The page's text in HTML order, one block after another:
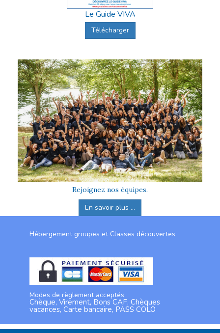
Le Guide VIVA
Télécharger
Rejoignez nos équipes.
En savoir plus ...
Hébergement groupes et Classes découvertes
Modes de règlement acceptés
Chèque, Virement, Bons CAF, Chèques
vacances, Carte bancaire, PASS COLO